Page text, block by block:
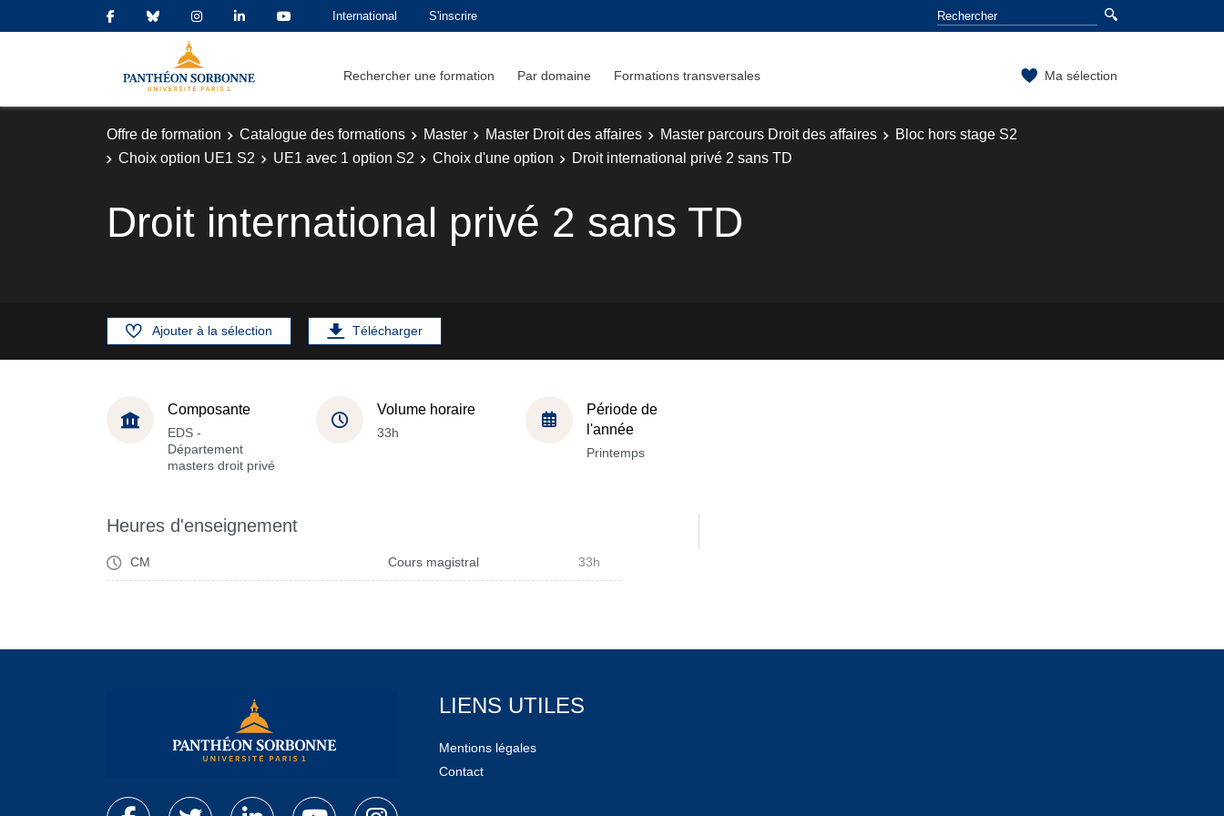
International S'inscrire
Rechercher une formation Par domaine Formations transversales Ma sélection
Offre de formation Catalogue des formations Master Master Droit des affaires Master parcours Droit des affaires
Bloc hors stage S2
Choix option UE1 S2
UE1 avec 1 option S2 Choix d'une option Droit international privé 2 sans TD
Droit international privé 2 sans TD
Ajouter à la sélection Télécharger
Composante
EDS -
Département
masters droit privé
Volume horaire
33h
Période de
l'année
Printemps
Heures d'enseignement
CM Cours magistral 33h
LIENS UTILES
Mentions légales
Contact